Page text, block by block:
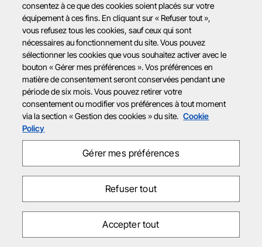
consentez à ce que des cookies soient placés sur votre
équipement à ces fins. En cliquant sur « Refuser tout »,
vous refusez tous les cookies, sauf ceux qui sont
nécessaires au fonctionnement du site. Vous pouvez
sélectionner les cookies que vous souhaitez activer avec le
bouton « Gérer mes préférences ». Vos préférences en
matière de consentement seront conservées pendant une
période de six mois. Vous pouvez retirer votre
consentement ou modifier vos préférences à tout moment
via la section « Gestion des cookies » du site. Cookie
Policy
Gérer mes préférences
Refuser tout
Accepter tout